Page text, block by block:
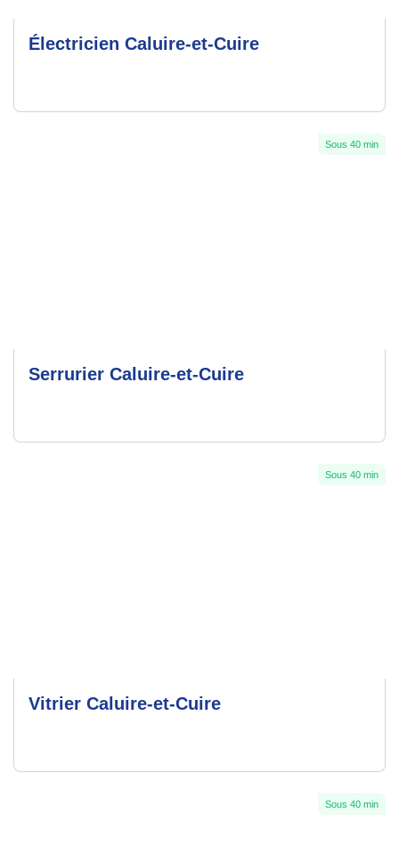
Électricien Caluire-et-Cuire
Sous 40 min
Serrurier Caluire-et-Cuire
Sous 40 min
Vitrier Caluire-et-Cuire
Sous 40 min